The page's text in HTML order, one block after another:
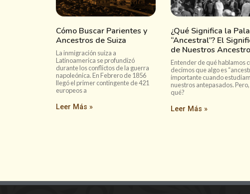
Cómo Buscar Parientes y
Ancestros de Suiza
La inmigración suiza a
Latinoamerica se profundizó
durante los conflictos de la guerra
napoleónica. En Febrero de 1856
llegó el primer contingente de 421
europeos a
Leer Más »
¿Qué Significa la
“Ancestral”? El
de Nuestros
Entender de qué hablamos
decimos que algo es
importante cuando
nuestros antepasados.
qué?
Leer Más »